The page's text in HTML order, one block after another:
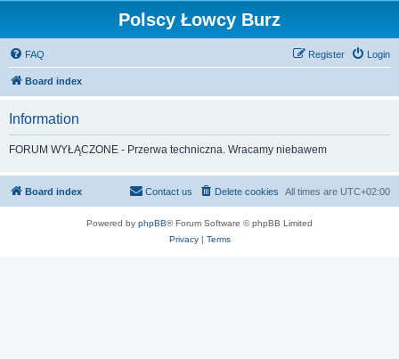
Polscy Łowcy Burz
FAQ Login
Register
Board index
Information
FORUM WYŁĄCZONE - Przerwa techniczna. Wracamy niebawem
Board index All times are UTC+02:00
Delete cookies
Contact us
Powered by phpBB® Forum Software © phpBB Limited
Privacy| Terms